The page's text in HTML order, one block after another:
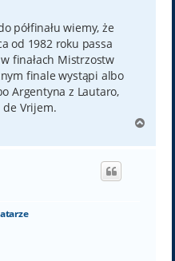
półfinału wiemy, że
od 1982 roku passa
finałach Mistrzostw
finale wystąpi albo
Argentyna z Lautaro,
Vrijem.
g